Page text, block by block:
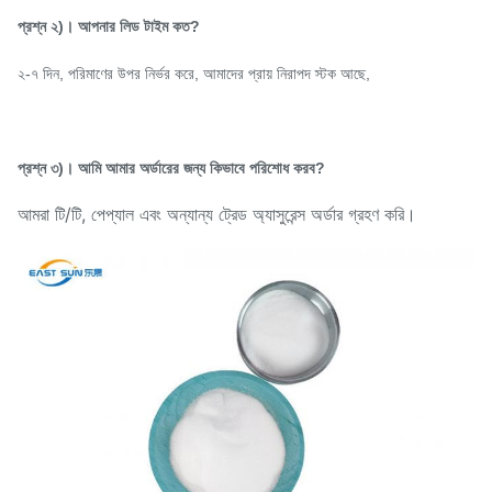
প্রশ্ন ২)। আপনার লিড টাইম কত?
২-৭ দিন, পরিমাণের উপর নির্ভর করে, আমাদের প্রায় নিরাপদ স্টক আছে,
প্রশ্ন ৩)। আমি আমার অর্ডারের জন্য কিভাবে পরিশোধ করব?
আমরা টি/টি, পেপ্যাল এবং অন্যান্য ট্রেড অ্যাসুরেন্স অর্ডার গ্রহণ করি।